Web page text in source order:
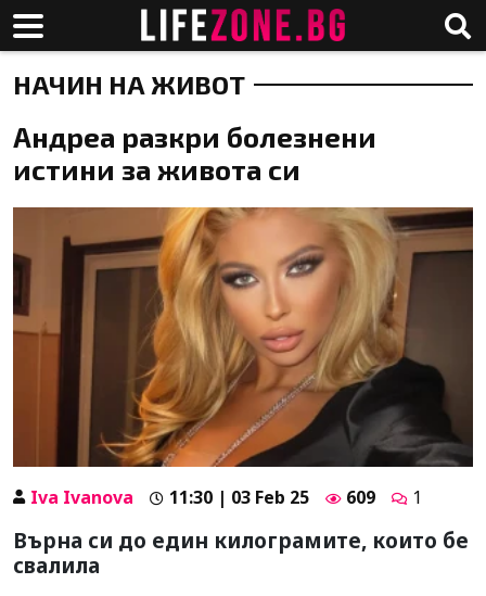
НАЧИН НА ЖИВОТ
Андреа разкри болезнени
истини за живота си
Iva Ivanova 11:30 | 03 Feb 25 609 1
Върна си до един килограмите, които бе
свалила